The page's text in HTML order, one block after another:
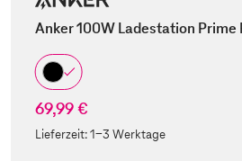
Anker 100W Ladestation Prime
69,99 €
Lieferzeit:1-3 Werktage